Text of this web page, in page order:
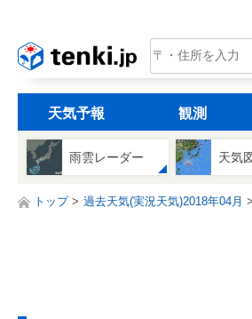
tenki.jp
天気予報 観測
雨雲レーダー 天気
トップ 過去天気(実況天気)2018年04月